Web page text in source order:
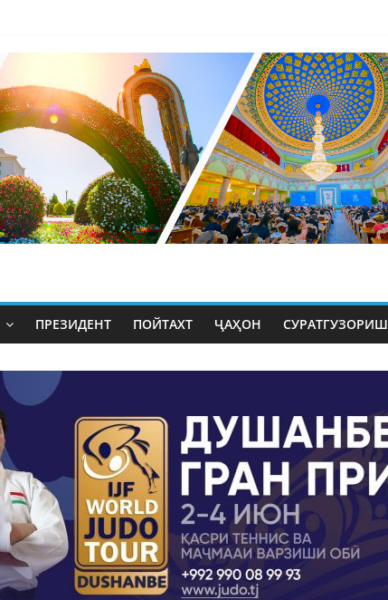
ПРЕЗИДЕНТ ПОЙТАХТ ҶАҲОН СУРАТГУЗОРИШ